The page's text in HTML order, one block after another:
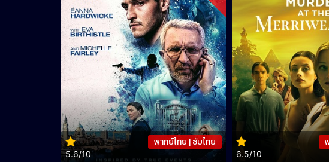
5.6/10
พากย์ไทย | ซับไทย
6.5/10